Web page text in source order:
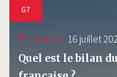
G7
PODCAST 16 juillet
Quel est le bilan